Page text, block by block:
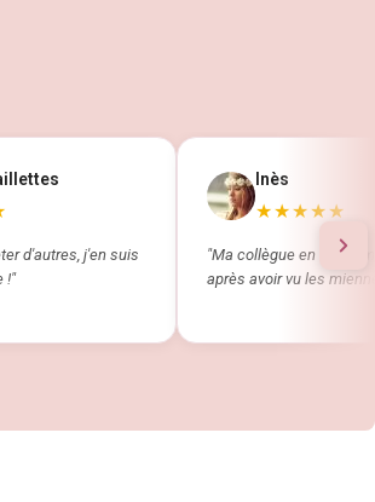
d'autres, j'en suis
!"
Inès
★★★★★
"Ma collègue en a
après avoir vu les